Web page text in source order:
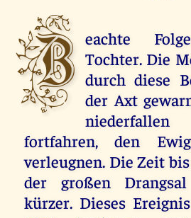
B eachte
Tochter. Die
durch diese
der Axt
fortfahren, den
verleugnen. Die Zeit
der großen
kürzer. Dieses